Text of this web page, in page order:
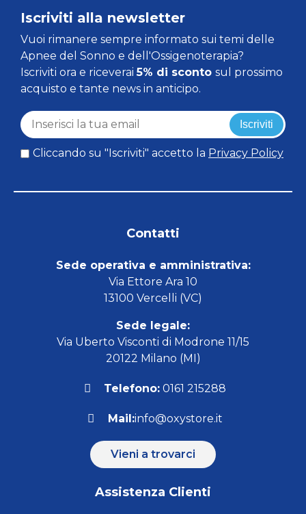
Iscriviti alla newsletter
Vuoi rimanere sempre informato sui temi delle
Apnee del Sonno e dell'Ossigenoterapia?
Iscriviti ora e riceverai5% di sconto sul prossimo
acquisto e tante news in anticipo.
Iscriviti
Cliccando su "Iscriviti" accetto la Privacy Policy
Contatti
Sede operativa e amministrativa:
Via Ettore Ara 10
13100 Vercelli (VC)
Sede legale:
Via Uberto Visconti di Modrone 11/15
20122 Milano (MI)
Telefono: 0161 215288
Mail:info@oxystore.it
Vieni a trovarci
Assistenza Clienti